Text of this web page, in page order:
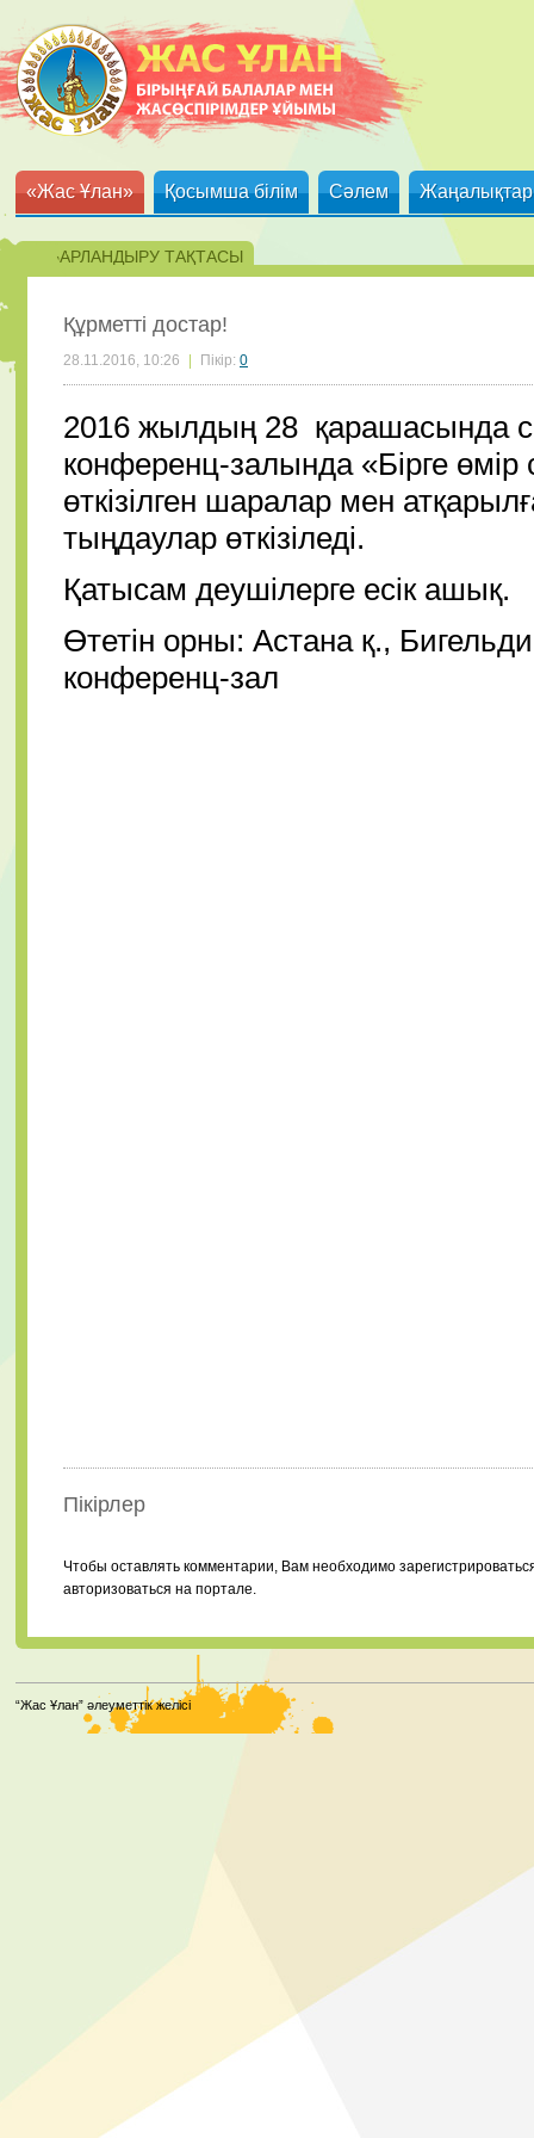
«Жас Ұлан» Қосымша білім Сәлем Жаңалықтар
ХАБАРЛАНДЫРУ ТАҚТАСЫ
Құрметті достар!
28.11.2016, 10:26 Пікір: 0
2016 жылдың 28 қарашасында
конференц-залында «Бірге
өткізілген шаралар мен
тыңдаулар өткізіледі.
Қатысам деушілерге есік ашық.
Өтетін орны: Астана қ.,
конференц-зал
Пікірлер
Чтобы оставлять комментарии, Вам необходимо
авторизоваться на портале.
“Жас Ұлан” әлеуметтік желісі